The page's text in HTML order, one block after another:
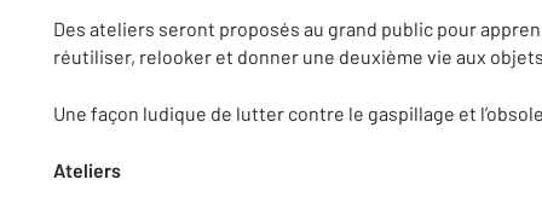
Des ateliers seront proposés au grand public pour
réutiliser, relooker et donner une deuxième vie aux
Une façon ludique de lutter contre le gaspillage et
Ateliers